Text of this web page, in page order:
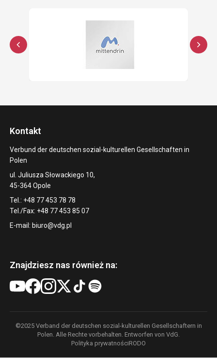
Kontakt
Verbund der deutschen sozial-kulturellen Gesellschaften in
Polen
ul. Juliusza Słowackiego 10,
45-364 Opole
Tel.: +48 77 453 78 78
Tel./Fax: +48 77 453 85 07
E-mail: biuro@vdg.pl
Znajdziesz nas również na:
©2025 Verband der deutschen sozial-kulturellen Gesellschaftern in
Polen. Alle Rechte vorbehalten. Entworfen von VdG.
Polityka prywatnościRODO